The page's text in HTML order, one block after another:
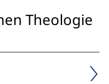
Theologie